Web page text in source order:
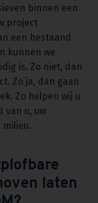
binnen een
project
een bestaand
kunnen we
is. Zo niet, dan
Zo ja, dan gaan
Zo helpen wij u
van u, uw
laten